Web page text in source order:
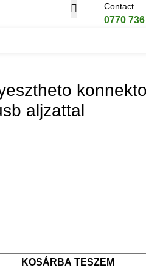
Contact
0770
aljzattal
KOSÁRBA TESZEM